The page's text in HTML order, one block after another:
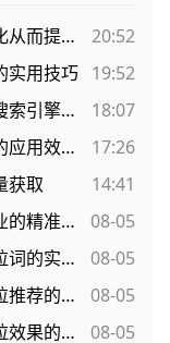
如何借助一秒推实现下拉词排名优化从而提升网站流量？
20:52
实用技巧 19:52
一秒推下拉词是什么？主要有助于搜索引擎排名的提升效果？
18:07
一秒推下拉词在优化搜索下拉词中的应用效果与实用分析
17:26
获取
14:41
如何借助一秒推下拉词实现工商企业的精准市场导入？
08-05
提升转化率的利器：利用一秒推下拉词的实战策略分析
08-05
如何利用一秒推下拉词提升百度下拉推荐的点击率？
08-05
利用一秒推下拉词显著提升百度下拉效果的实用指南
08-05